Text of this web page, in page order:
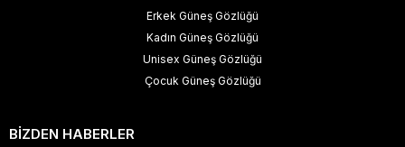
Erkek Güneş Gözlüğü
Kadın Güneş Gözlüğü
Unisex Güneş Gözlüğü
Çocuk Güneş Gözlüğü
BİZDEN HABERLER